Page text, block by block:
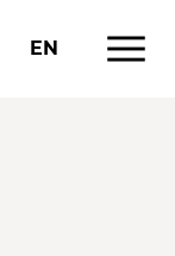
EN menu